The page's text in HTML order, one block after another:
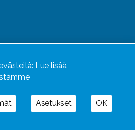
Lue lisää
Asetukset OK